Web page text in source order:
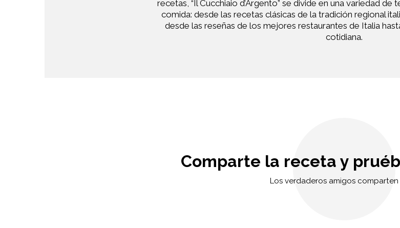
recetas, “Il Cucchiaio d’Argento” se divide en una variedad
comida: desde las recetas clásicas de la tradición regional
desde las reseñas de los mejores restaurantes de Italia
cotidiana.
Comparte la receta y
Los verdaderos amigos